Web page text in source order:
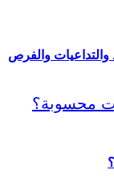
والفرص